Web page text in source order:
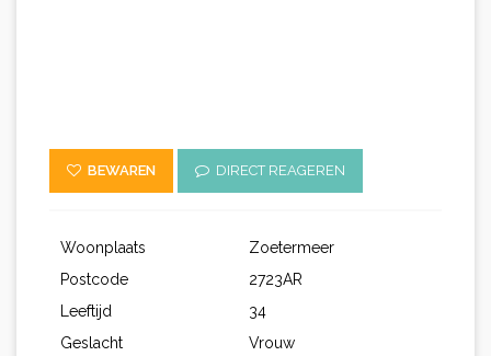
BEWAREN DIRECT REAGEREN
Woonplaats
Zoetermeer
Postcode
2723AR
Leeftijd
34
Geslacht
Vrouw